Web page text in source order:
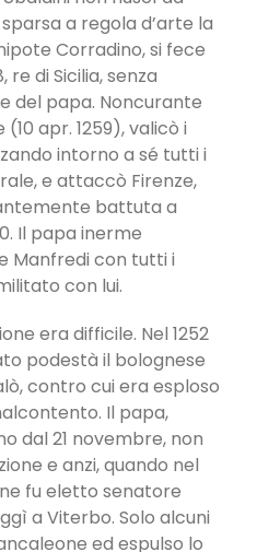
a regola d’arte la
Corradino, si fece
re di Sicilia, senza
del papa. Noncurante
apr. 1259), valicò i
intorno a sé tutti i
e attaccò Firenze,
battuta a
Il papa inerme
Manfredi con tutti i
con lui.
era difficile. Nel 1252
podestà il bolognese
contro cui era esploso
Il papa,
dal 21 novembre, non
e anzi, quando nel
fu eletto senatore
a Viterbo. Solo alcuni
ed espulso lo